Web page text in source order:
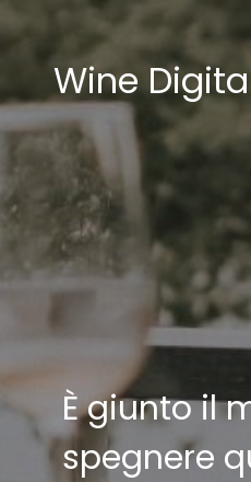
Wine
È giunto il
spegnere